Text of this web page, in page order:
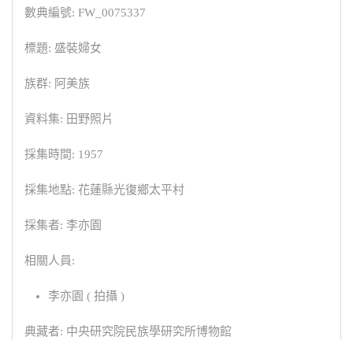
數典編號: FW_0075337
標題: 盛裝婦女
族群: 阿美族
資料集: 田野照片
採集時間: 1957
採集地點: 花蓮縣光復鄉太平村
採集者: 李亦園
相關人員:
李亦園 ( 拍攝 )
典藏者: 中央研究院民族學研究所博物館